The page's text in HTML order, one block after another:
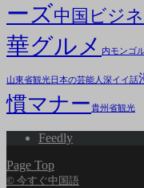
ーズ中国ビジ
華グルメ
内モンゴ
山東省観光日本の芸能人 深イイ話
慣マナー貴州省観光
Feedly
Page Top
© 今すぐ中国語